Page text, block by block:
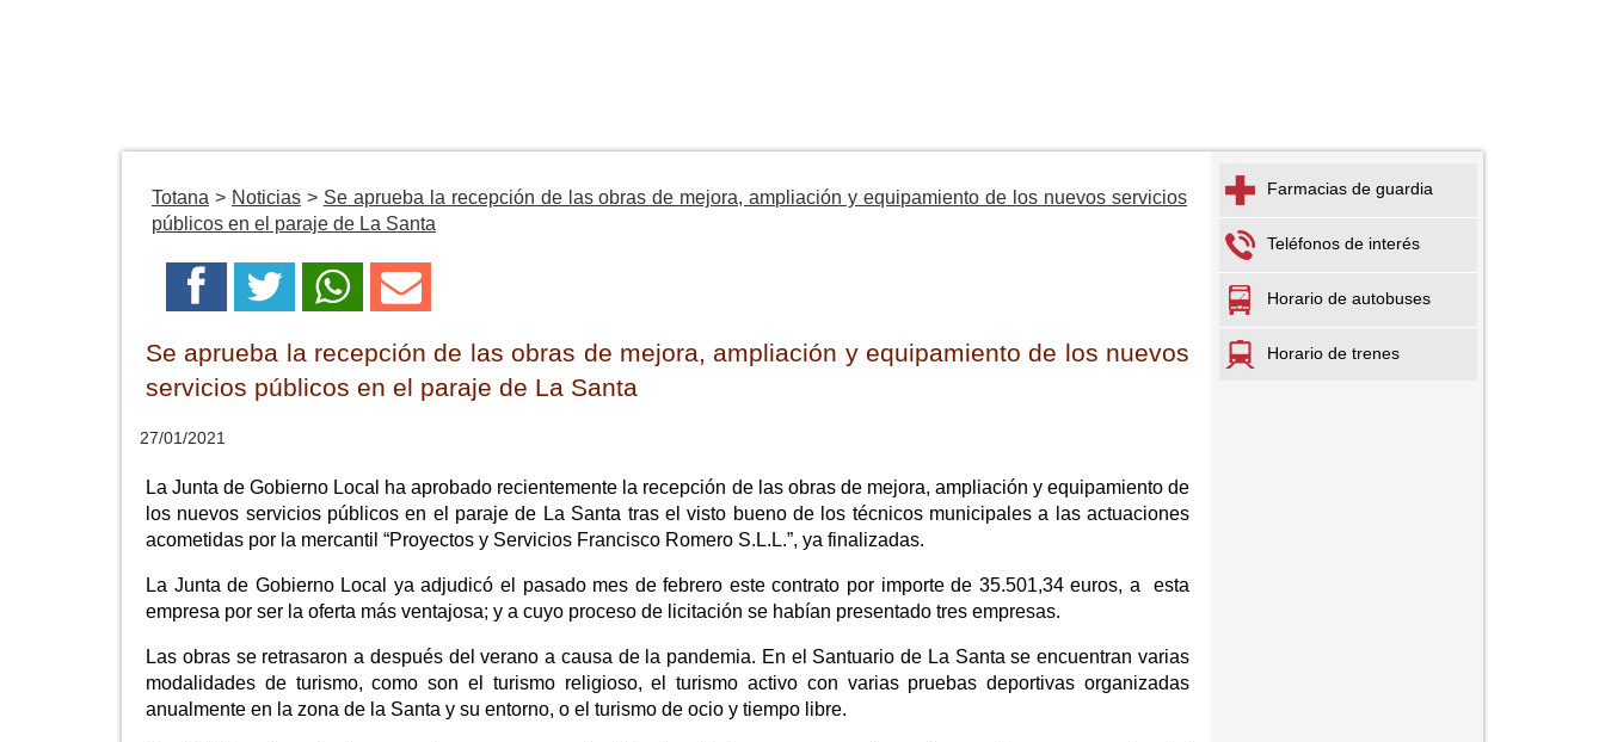
Totana > Noticias> Se aprueba la recepción de las obras de mejora, ampliación y equipamiento de los nuevos servicios
públicos en el paraje de La Santa
Se aprueba la recepción de las obras de mejora, ampliación y equipamiento de los nuevos
servicios públicos en el paraje de La Santa
27/01/2021
La Junta de Gobierno Local ha aprobado recientemente la recepción de las obras de mejora, ampliación y equipamiento de
los nuevos servicios públicos en el paraje de La Santa tras el visto bueno de los técnicos municipales a las actuaciones
acometidas por la mercantil “Proyectos y Servicios Francisco Romero S.L.L.”, ya finalizadas.
La Junta de Gobierno Local ya adjudicó el pasado mes de febrero este contrato por importe de 35.501,34 euros, a esta
empresa por ser la oferta más ventajosa; y a cuyo proceso de licitación se habían presentado tres empresas.
Las obras se retrasaron a después del verano a causa de la pandemia. En el Santuario de La Santa se encuentran varias
modalidades de turismo, como son el turismo religioso, el turismo activo con varias pruebas deportivas organizadas
anualmente en la zona de la Santa y su entorno, o el turismo de ocio y tiempo libre.
Farmacias de guardia
Teléfonos de interés
Horario de autobuses
Horario de trenes